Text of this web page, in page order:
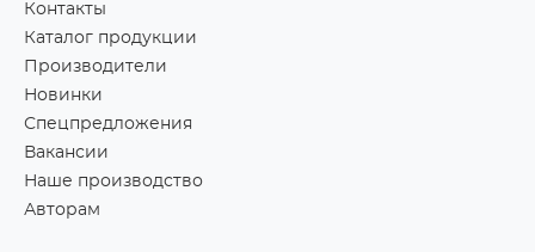
Контакты
Каталог продукции
Производители
Новинки
Спецпредложения
Вакансии
Наше производство
Авторам